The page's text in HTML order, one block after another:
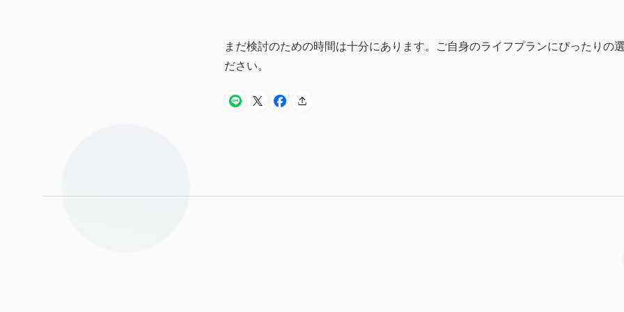
まだ検討のための時間は十分にあります。ご自身のライフプランにぴったりの
ださい。